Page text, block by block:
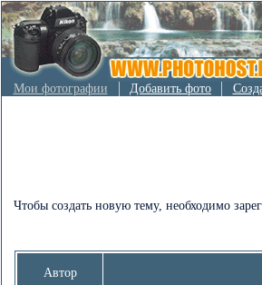
Мои фотографии
Добавить фото
Чтобы создать новую тему, необходимо
Автор